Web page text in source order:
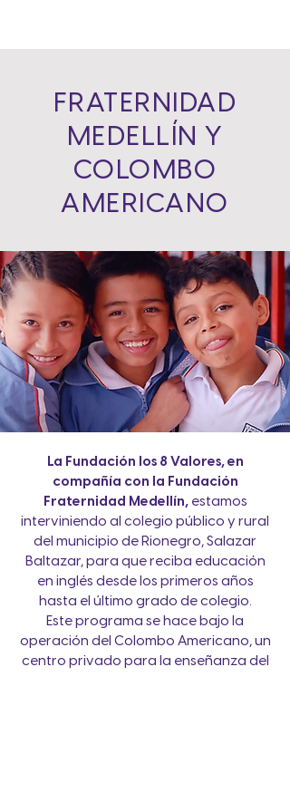
FRATERNIDAD
MEDELLÍN Y
COLOMBO
AMERICANO
La Fundación los 8 Valores, en
compañía con la Fundación
Fraternidad Medellín,estamos
interviniendo al colegio público y rural
del municipio de Rionegro, Salazar
Baltazar, para que reciba educación
en inglés desde los primeros años
hasta el último grado de colegio.
Este programa se hace bajo la
operación del Colombo Americano, un
centro privado para la enseñanza del